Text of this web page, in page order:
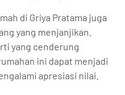
di Griya Pratama juga
yang menjanjikan.
yang cenderung
ini dapat menjadi
apresiasi nilai.